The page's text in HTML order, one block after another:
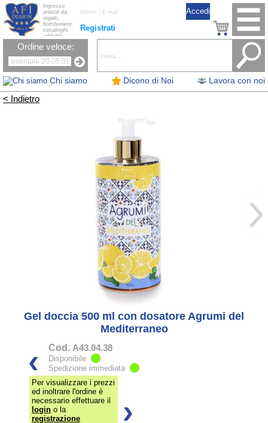
Chi siamo Dicono di Noi Lavora con noi
Registrati
Ingrosso
articoli da
regalo,
bomboniere,
casalinghi,
addobbi
natalizi, nastri,
oggettistica,
la tavola, fiori
artificiali e
candele.
Ordine veloce:
< Indietro
Gel doccia 500 ml con dosatore Agrumi del
Mediterraneo
Cod. A43.04.38
Disponibile
Spedizione immediata
Per visualizzare i prezzi
ed inoltrare l'ordine è
necessario effettuare il
login o la
registrazione